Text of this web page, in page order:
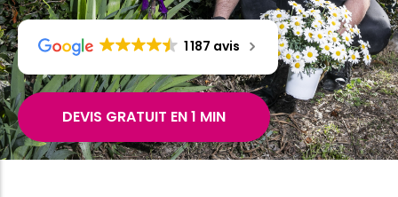
1 187 avis
DEVIS GRATUIT EN 1 MIN